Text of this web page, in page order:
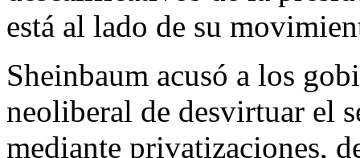
está al lado de su
Sheinbaum acusó a los
neoliberal de desvirtuar el
mediante privatizaciones,